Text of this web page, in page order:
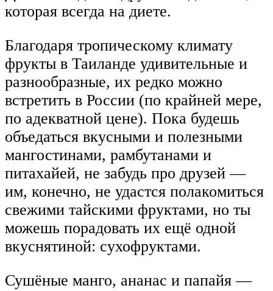
которая всегда на диете.
Благодаря тропическому климату
фрукты в Таиланде удивительные и
разнообразные, их редко можно
встретить в России (по крайней мере,
по адекватной цене). Пока будешь
объедаться вкусными и полезными
мангостинами, рамбутанами и
питахайей, не забудь про друзей —
им, конечно, не удастся полакомиться
свежими тайскими фруктами, но ты
можешь порадовать их ещё одной
вкуснятиной: сухофруктами.
Сушёные манго, ананас и папайя —